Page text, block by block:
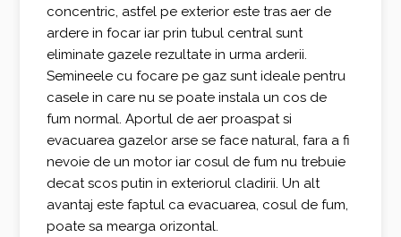
concentric, astfel pe exterior este tras aer de
ardere in focar iar prin tubul central sunt
eliminate gazele rezultate in urma arderii.
Semineele cu focare pe gaz sunt ideale pentru
casele in care nu se poate instala un cos de
fum normal. Aportul de aer proaspat si
evacuarea gazelor arse se face natural, fara a fi
nevoie de un motor iar cosul de fum nu trebuie
decat scos putin in exteriorul cladirii. Un alt
avantaj este faptul ca evacuarea, cosul de fum,
poate sa mearga orizontal.